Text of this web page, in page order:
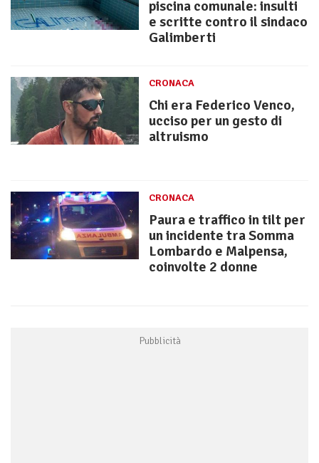
piscina comunale: insulti
e scritte contro il sindaco
Galimberti
CRONACA
Chi era Federico Venco,
ucciso per un gesto di
altruismo
CRONACA
Paura e traffico in tilt per
un incidente tra Somma
Lombardo e Malpensa,
coinvolte 2 donne